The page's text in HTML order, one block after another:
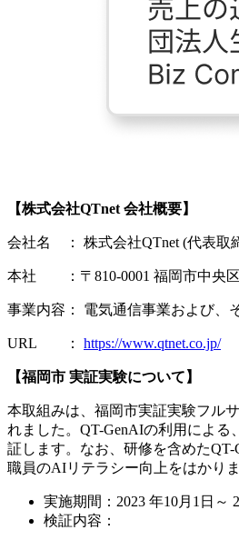
【株式会社QTnet 会社概要】
会社名 ： 株式会社QTnet (代表取
本社 ：〒810-0001 福岡市中央区
事業内容： 電気通信事業および、
URL ： https://www.qtnet.co.jp/
【福岡市 実証実験について】
本取組みは、福岡市実証実験フル
れました。QT-GenAIの利用による
証します。なお、研修を含めた
職員のAIリテラシー向上をはかりま
実施期間：2023 年10月1日～
検証内容：